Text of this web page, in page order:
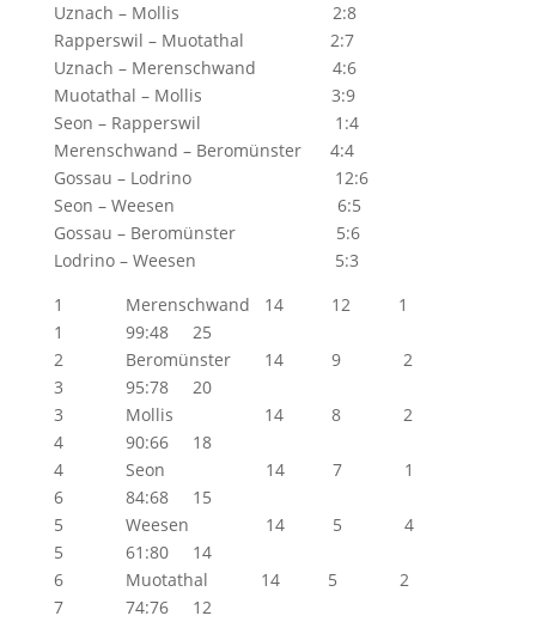
Uznach – Mollis 2:8
Rapperswil – Muotathal 2:7
Uznach – Merenschwand 4:6
Muotathal – Mollis 3:9
Seon – Rapperswil 1:4
Merenschwand – Beromünster 4:4
Gossau – Lodrino 12:6
Seon – Weesen 6:5
Gossau – Beromünster 5:6
Lodrino – Weesen 5:3
1 Merenschwand 14 12 1
1 99:48 25
2 Beromünster 14 9 2
3 95:78 20
3 Mollis 14 8 2
4 90:66 18
4 Seon 14 7 1
6 84:68 15
5 Weesen 14 5 4
5 61:80 14
6 Muotathal 14 5 2
7 74:76 12